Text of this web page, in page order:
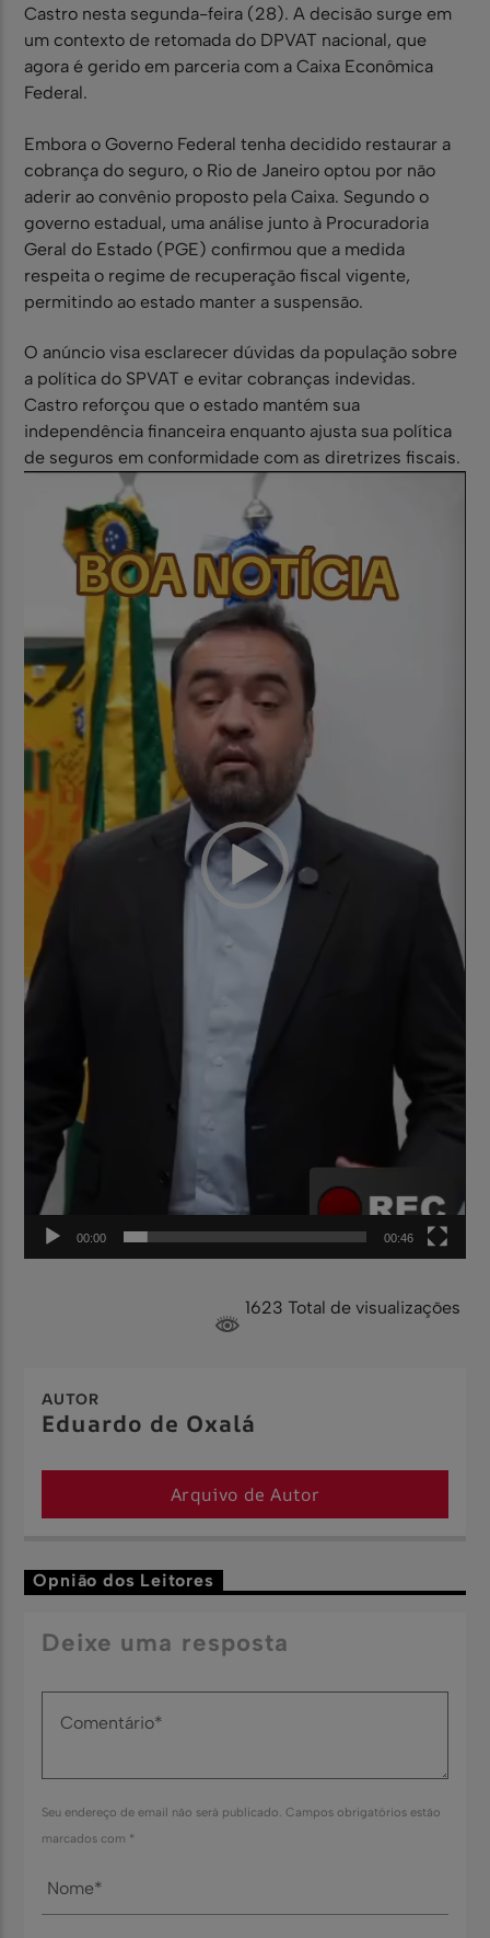
Castro nesta segunda-feira (28). A decisão surge em
um contexto de retomada do DPVAT nacional, que
agora é gerido em parceria com a Caixa Econômica
Federal.
Embora o Governo Federal tenha decidido restaurar a
cobrança do seguro, o Rio de Janeiro optou por não
aderir ao convênio proposto pela Caixa. Segundo o
governo estadual, uma análise junto à Procuradoria
Geral do Estado (PGE) confirmou que a medida
respeita o regime de recuperação fiscal vigente,
permitindo ao estado manter a suspensão.
O anúncio visa esclarecer dúvidas da população sobre
a política do SPVAT e evitar cobranças indevidas.
Castro reforçou que o estado mantém sua
independência financeira enquanto ajusta sua política
de seguros em conformidade com as diretrizes fiscais.
vídeo
00:00 00:46
1623 Total de visualizações
AUTOR
Eduardo de Oxalá
Arquivo de Autor
Opnião dos Leitores
Deixe uma resposta
Seu endereço de email não será publicado. Campos obrigatórios estão
marcados com *